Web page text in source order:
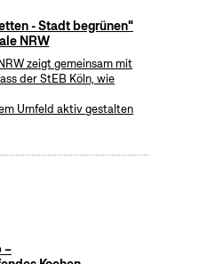
- Stadt begrünen"
NRW
zeigt gemeinsam mit
der StEB Köln, wie
Umfeld aktiv gestalten
–